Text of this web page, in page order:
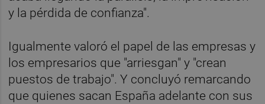
y la pérdida de confianza".
Igualmente valoró el papel de las empresas y
los empresarios que "arriesgan" y "crean
puestos de trabajo". Y concluyó remarcando
que quienes sacan España adelante con sus